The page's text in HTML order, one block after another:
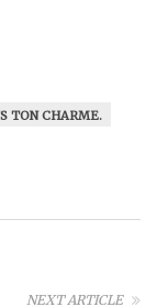
TON CHARME.
NEXT ARTICLE